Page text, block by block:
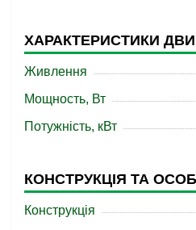
ХАРАКТЕРИСТИКИ
Живлення
Мощность, Вт
Потужність, кВт
КОНСТРУКЦІЯ ТА
Конструкція